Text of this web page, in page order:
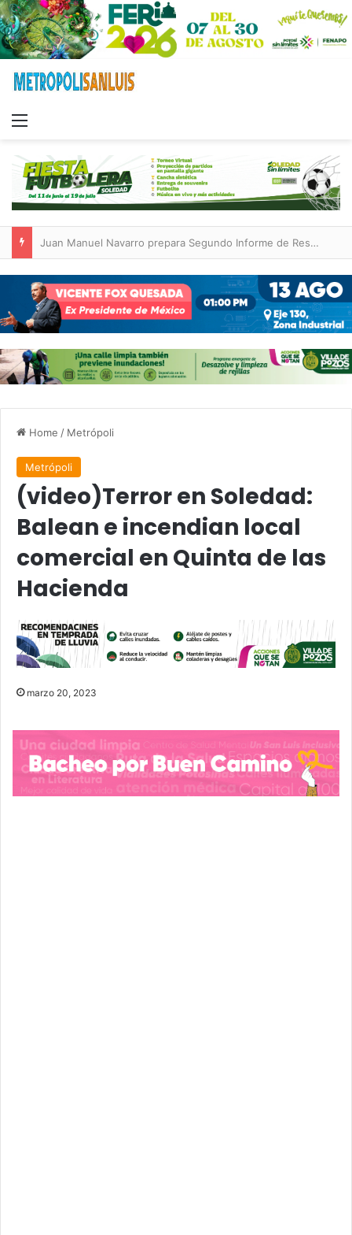
Juan Manuel Navarro prepara Segundo Informe de Resultados del Ayuntamiento de Soledad
Home / Metrópoli
Metrópoli
(video)Terror en Soledad:
Balean e incendian local
comercial en Quinta de las
Hacienda
marzo 20, 2023